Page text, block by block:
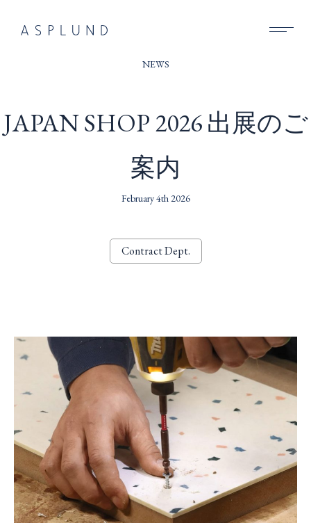
BUSINESS
COMPANY
RECRUIT
NEWS
NEWS
JAPAN SHOP 2026 出展のご
案内
February 4th 2026
Contract Dept.